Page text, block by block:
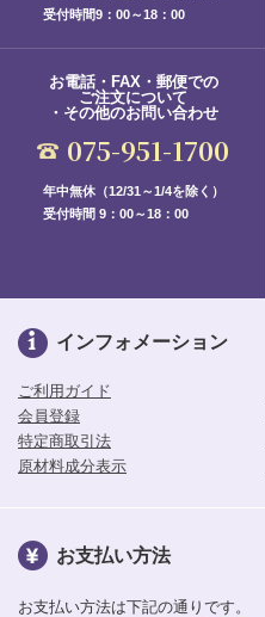
受付時間9：00～18：00
お電話・FAX・郵便での
ご注文について
・その他のお問い合わせ
075-951-1700
年中無休（12/31～1/4を除く）
受付時間 9：00～18：00
インフォメーション
ご利用ガイド
会員登録
特定商取引法
原材料成分表示
お支払い方法
お支払い方法は下記の通りです。